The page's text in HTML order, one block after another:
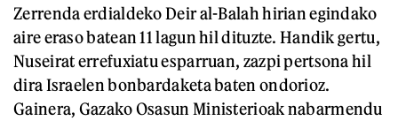
Zerrenda erdialdeko Deir al-Balah hirian egindako
aire eraso batean 11 lagun hil dituzte. Handik gertu,
Nuseirat errefuxiatu esparruan, zazpi pertsona hil
dira Israelen bonbardaketa baten ondorioz.
Gainera, Gazako Osasun Ministerioak nabarmendu